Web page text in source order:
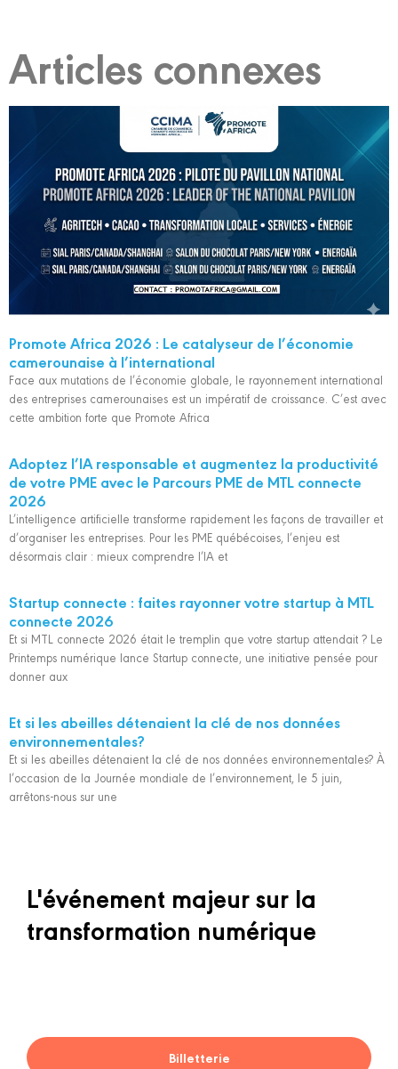
Articles connexes
Promote Africa 2026 : Le catalyseur de l’économie
camerounaise à l’international
Face aux mutations de l’économie globale, le rayonnement international
des entreprises camerounaises est un impératif de croissance. C’est avec
cette ambition forte que Promote Africa
Adoptez l’IA responsable et augmentez la productivité
de votre PME avec le Parcours PME de MTL connecte
2026
L’intelligence artificielle transforme rapidement les façons de travailler et
d’organiser les entreprises. Pour les PME québécoises, l’enjeu est
désormais clair : mieux comprendre l’IA et
Startup connecte : faites rayonner votre startup à MTL
connecte 2026
Et si MTL connecte 2026 était le tremplin que votre startup attendait ? Le
Printemps numérique lance Startup connecte, une initiative pensée pour
donner aux
Et si les abeilles détenaient la clé de nos données
environnementales?
Et si les abeilles détenaient la clé de nos données environnementales? À
l’occasion de la Journée mondiale de l’environnement, le 5 juin,
arrêtons-nous sur une
L'événement majeur sur la
transformation numérique
Billetterie